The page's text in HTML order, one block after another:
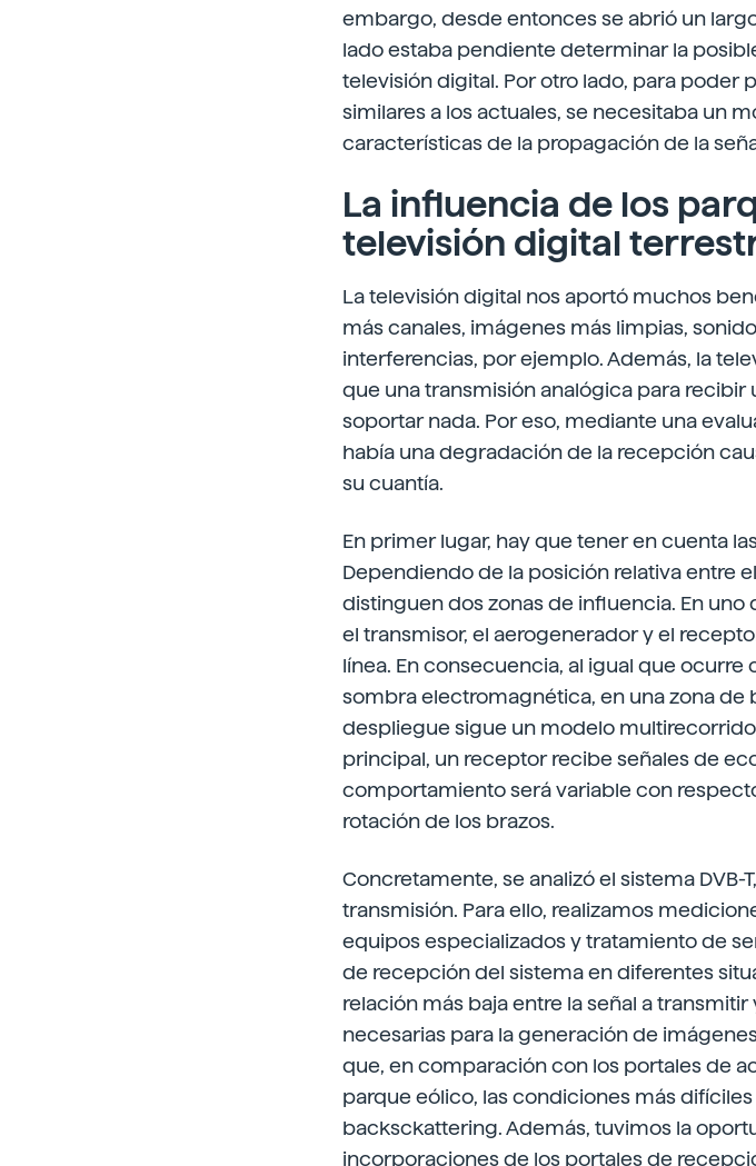
embargo, desde entonces se abrió un
lado estaba pendiente determinar la
televisión digital. Por otro lado, para poder
similares a los actuales, se necesitaba un
características de la propagación de la
La influencia de los
televisión digital
La televisión digital nos aportó muchos
más canales, imágenes más limpias,
interferencias, por ejemplo. Además, la
que una transmisión analógica para
soportar nada. Por eso, mediante una
había una degradación de la recepción
su cuantía.
En primer lugar, hay que tener en cuenta
Dependiendo de la posición relativa entre
distinguen dos zonas de influencia. En uno
el transmisor, el aerogenerador y el
línea. En consecuencia, al igual que ocurre
sombra electromagnética, en una zona de
despliegue sigue un modelo
principal, un receptor recibe señales de
comportamiento será variable con
rotación de los brazos.
Concretamente, se analizó el sistema DVB-
transmisión. Para ello, realizamos
equipos especializados y tratamiento de
de recepción del sistema en diferentes
relación más baja entre la señal a
necesarias para la generación de
que, en comparación con los portales de
parque eólico, las condiciones más
backsckattering. Además, tuvimos la
incorporaciones de los portales de